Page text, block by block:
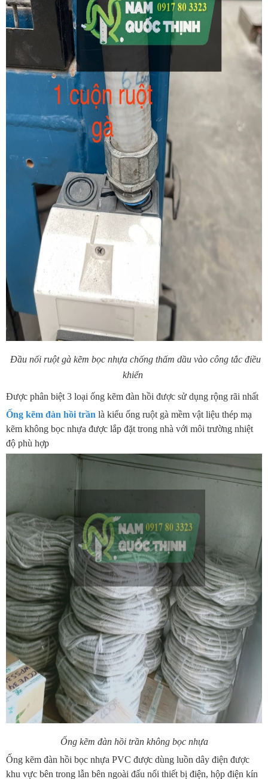
Đầu nối ruột gà kẽm bọc nhựa chống thấm dầu vào công tắc điều
khiển
Được phân biệt 3 loại ống kẽm đàn hồi được sử dụng rộng rãi nhất
Ống kẽm đàn hồi trần là kiểu ống ruột gà mềm vật liệu thép mạ
kẽm không bọc nhựa được lắp đặt trong nhà với môi trường nhiệt
độ phù hợp
Ống kẽm đàn hồi trần không bọc nhựa
Ống kẽm đàn hồi bọc nhựa PVC được dùng luồn dây điện được
khu vực bên trong lẫn bên ngoài đấu nối thiết bị điện, hộp điện kín